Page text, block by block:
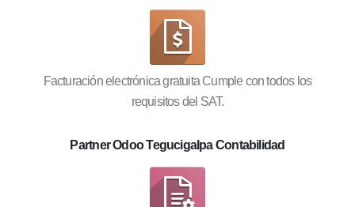
Facturación electrónica gratuita Cumple con todos los
requisitos del SAT.
Partner Odoo Tegucigalpa Contabilidad